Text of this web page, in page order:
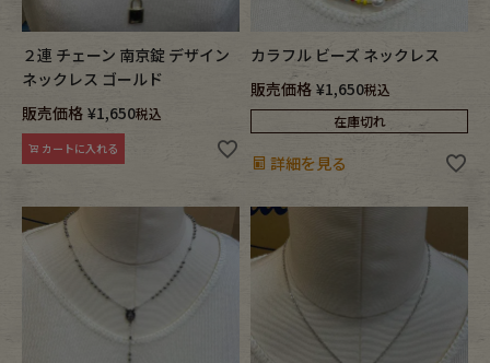
２連 チェーン 南京錠 デザイン
ネックレス ゴールド
販売価格 ¥1,650税込
カートに入れる
カラフル ビーズ ネックレス
販売価格 ¥1,650税込
在庫切れ
詳細を見る